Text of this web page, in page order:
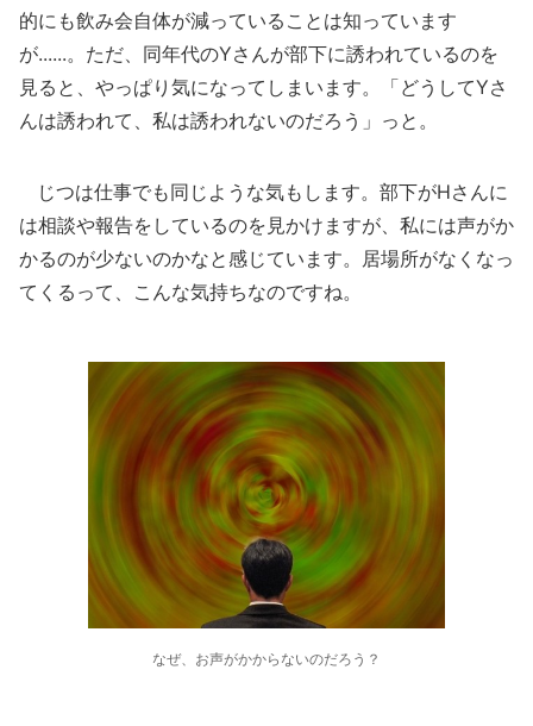
的にも飲み会自体が減っていることは知っています
が......。ただ、同年代のYさんが部下に誘われているのを
見ると、やっぱり気になってしまいます。「どうしてYさ
んは誘われて、私は誘われないのだろう」っと。
じつは仕事でも同じような気もします。部下がHさんに
は相談や報告をしているのを見かけますが、私には声がか
かるのが少ないのかなと感じています。居場所がなくなっ
てくるって、こんな気持ちなのですね。
なぜ、お声がかからないのだろう？